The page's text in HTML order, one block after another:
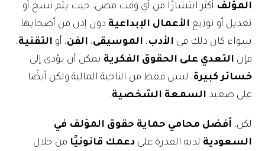
المؤلف أكثر انتشارًا من أي وقت مضى، حيث يتم نسخ أو
تعديل أو توزيع الأعمال الإبداعية دون إذن من أصحابها.
سواء كان ذلك في الأدب، الموسيقى، الفن، أو التقنية،
فإن التعدي على الحقوق الفكرية يمكن أن يؤدي إلى
خسائر كبيرة، ليس فقط من الناحية المالية ولكن أيضًا
على صعيد السمعة الشخصية.
لكن، أفضل محامي حماية حقوق المؤلف في
السعودية لديه القدرة علىدعمك قانونيًا من خلال